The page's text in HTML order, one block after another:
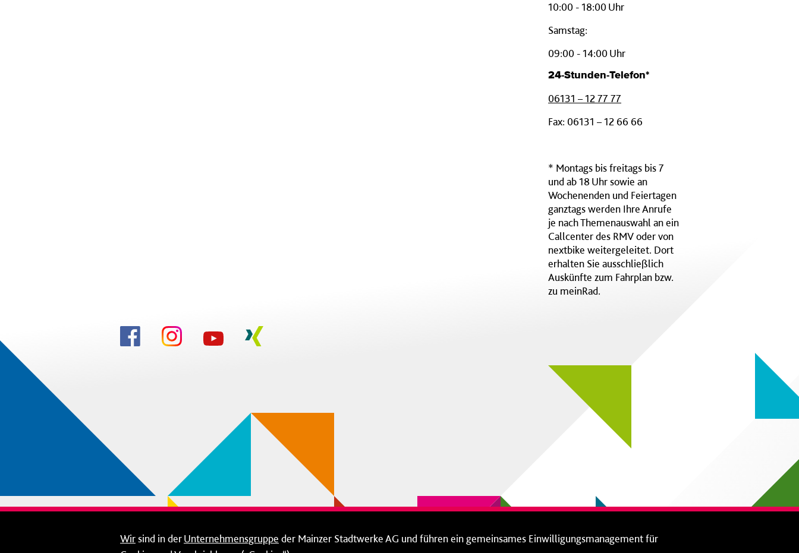
10:00 - 18:00 Uhr
Samstag:
09:00 - 14:00 Uhr
24-Stunden-Telefon*
06131 – 12 77 77
Fax: 06131 – 12 66 66
* Montags bis freitags bis 7
und ab 18 Uhr sowie an
Wochenenden und Feiertagen
ganztags werden Ihre Anrufe
je nach Themenauswahl an ein
Callcenter des RMV oder von
nextbike weitergeleitet. Dort
erhalten Sie ausschließlich
Auskünfte zum Fahrplan bzw.
zu meinRad.
Wirsind in derUnternehmensgruppe der Mainzer Stadtwerke AG und führen ein gemeinsames Einwilligungsmanagement für